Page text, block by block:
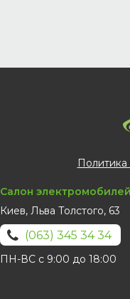
Салон электромобилей
Киев, Льва Толстого, 63
(063) 345 34 34
ПН-ВС с 9:00 до 18:00